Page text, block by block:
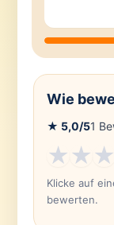
Wie
★ 5,0/51
★★★
Klicke auf
bewerten.